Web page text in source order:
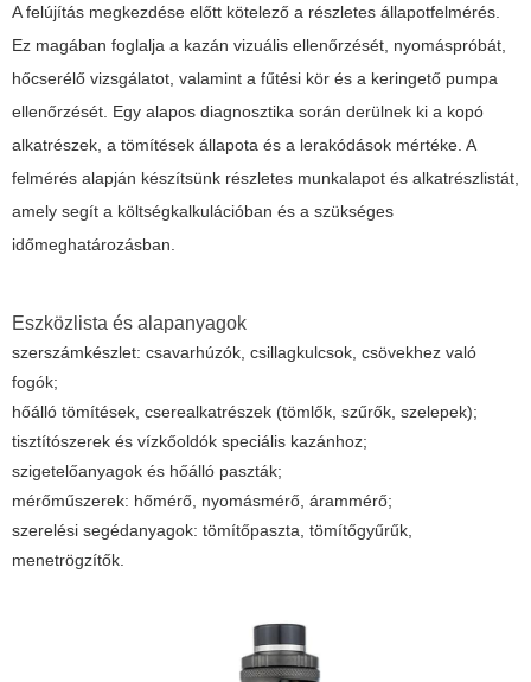
A felújítás megkezdése előtt kötelező a részletes állapotfelmérés.
Ez magában foglalja a kazán vizuális ellenőrzését, nyomáspróbát,
hőcserélő vizsgálatot, valamint a fűtési kör és a keringető pumpa
ellenőrzését. Egy alapos diagnosztika során derülnek ki a kopó
alkatrészek, a tömítések állapota és a lerakódások mértéke. A
felmérés alapján készítsünk részletes munkalapot és alkatrészlistát,
amely segít a költségkalkulációban és a szükséges
időmeghatározásban.
Eszközlista és alapanyagok
szerszámkészlet: csavarhúzók, csillagkulcsok, csövekhez való
fogók;
hőálló tömítések, cserealkatrészek (tömlők, szűrők, szelepek);
tisztítószerek és vízkőoldók speciális kazánhoz;
szigetelőanyagok és hőálló paszták;
mérőműszerek: hőmérő, nyomásmérő, árammérő;
szerelési segédanyagok: tömítőpaszta, tömítőgyűrűk,
menetrögzítők.